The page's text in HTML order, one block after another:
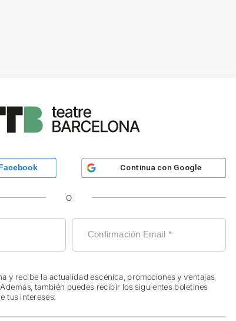
Facebook Continua con Google
O
y recibe la actualidad escénica, promociones y ventajas
Además, también puedes recibir los siguientes boletines
tus intereses: